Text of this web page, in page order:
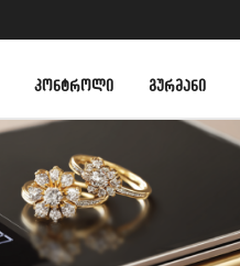
ᲙᲝᲜᲢᲠᲝᲚᲘ ᲒᲣᲠᲛᲐᲜᲘ